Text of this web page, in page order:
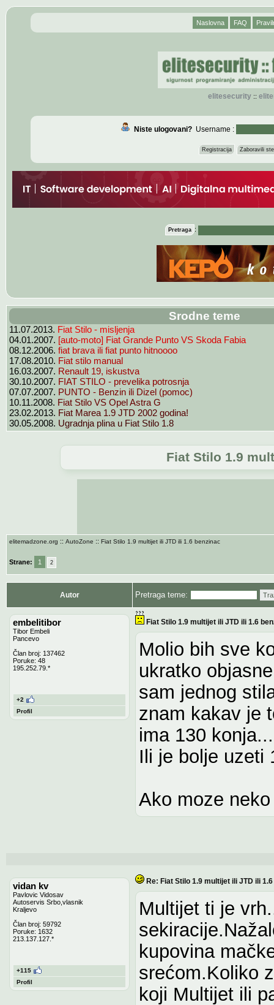
Naslovna FAQ
elitesecurity::
Niste ulogovani?Username :
Registracija Zaboravili
Pretraga :
Srodne teme
11.07.2013. Fiat Stilo - misljenja
04.01.2007. [auto-moto] Fiat Grande Punto VS Skoda Fabia
08.12.2006. fiat brava ili fiat punto hitnoooo
17.08.2010. Fiat stilo manual
16.03.2007. Renault 19, iskustva
30.10.2007. FIAT STILO - prevelika potrosnja
07.07.2007. PUNTO - Benzin ili Dizel (pomoc)
10.11.2008. Fiat Stilo VS Opel Astra G
23.02.2013. Fiat Marea 1.9 JTD 2002 godina!
30.05.2008. Ugradnja plina u Fiat Stilo 1.8
Fiat Stilo 1.9
elitemadzone.org :: AutoZone :: Fiat Stilo 1.9 multijet ili JTD ili 1.6 benzinac
Strane: 1 2
Autor Pretraga teme:
embelitibor
Tibor Embeli
Pancevo
Član broj: 137462
Poruke: 48
195.252.79.*
+2
Profil
Fiat Stilo 1.9 multijet ili JTD ili 1.6
Molio bih sve
ukratko
sam jednog
znam kakav je
ima 130
Ili je bolje uzeti
Ako moze
vidan kv
Pavlovic Vidosav
Autoservis Srbo,vlasnik
Kraljevo
Član broj: 59792
Poruke: 1632
213.137.127.*
+115
Profil
Re: Fiat Stilo 1.9 multijet ili JTD ili
Multijet ti je
kupovina
srećom.Koliko
koji Multijet ili